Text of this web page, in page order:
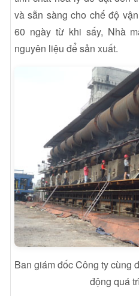
và sẵn sàng cho chế độ
60 ngày từ khi sấy, Nhà
nguyên liệu để sản xuất.
Ban giám đốc Công ty cùng
động quá